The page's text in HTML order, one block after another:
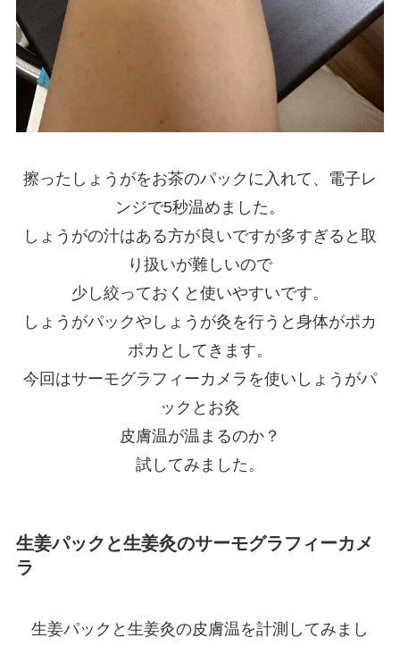
擦ったしょうがをお茶のパックに入れて、電子レ
ンジで5秒温めました。
しょうがの汁はある方が良いですが多すぎると取
り扱いが難しいので
少し絞っておくと使いやすいです。
しょうがパックやしょうが灸を行うと身体がポカ
ポカとしてきます。
今回はサーモグラフィーカメラを使いしょうがパ
ックとお灸
皮膚温が温まるのか？
試してみました。
生姜パックと生姜灸のサーモグラフィーカメ
ラ
生姜パックと生姜灸の皮膚温を計測してみまし